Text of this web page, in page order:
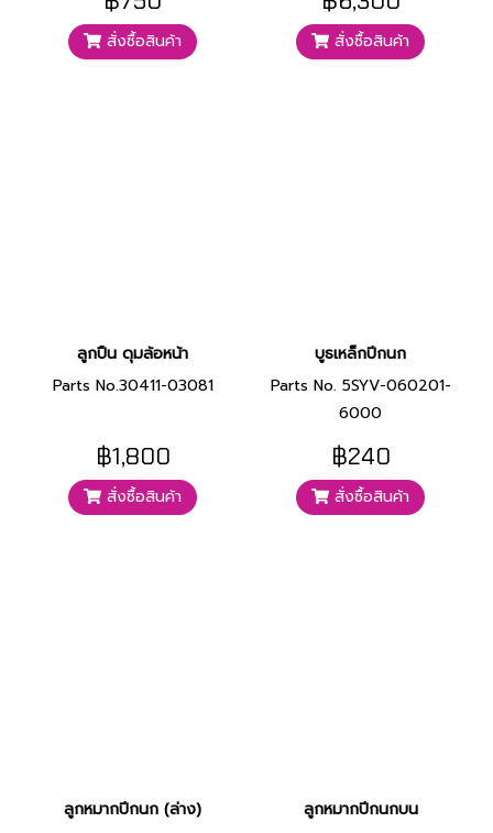
สั่งซื้อสินค้า สั่งซื้อสินค้า
ลูกปืน ดุมล้อหน้า
Parts No.30411-03081
฿1,800
สั่งซื้อสินค้า
บูธเหล็กปีกนก
Parts No. 5SYV-060201-
6000
฿240
สั่งซื้อสินค้า
ลูกหมากปีกนก (ล่าง)
ลูกหมากปีกนกบน